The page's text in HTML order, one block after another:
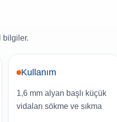
bilgiler.
Kullanım
1,6 mm alyan başlı küçük
vidaları sökme ve sıkma